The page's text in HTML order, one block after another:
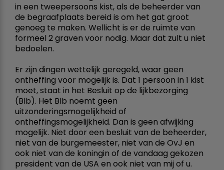
in een tweepersoons kist, als de beheerder van
de begraafplaats bereid is om het gat groot
genoeg te maken. Wellicht is er de ruimte van
formeel 2 graven voor nodig. Maar dat zult u niet
bedoelen.
Er zijn dingen wettelijk geregeld, waar geen
ontheffing voor mogelijk is. Dat 1 persoon in 1 kist
moet, staat in het Besluit op de lijkbezorging
(Blb). Het Blb noemt geen
uitzonderingsmogelijkheid of
ontheffingsmogelijkheid. Dan is geen afwijking
mogelijk. Niet door een besluit van de beheerder,
niet van de burgemeester, niet van de OvJ en
ook niet van de koningin of de vandaag gekozen
president van de USA en ook niet van mij of u.